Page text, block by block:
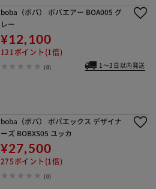
boba（ボバ） ボバエアー BOA005 グ
レー
¥12,100
121ポイント(1倍)
(0) 1～3日以内発送
boba（ボバ） ボバエックス デザイナ
ーズ BOBXS05 ユッカ
¥27,500
275ポイント(1倍)
(0)